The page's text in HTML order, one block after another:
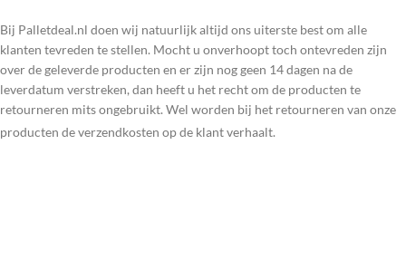
Bij Palletdeal.nl doen wij natuurlijk altijd ons uiterste best om alle
klanten tevreden te stellen. Mocht u onverhoopt toch ontevreden zijn
over de geleverde producten en er zijn nog geen 14 dagen na de
leverdatum verstreken, dan heeft u het recht om de producten te
retourneren mits ongebruikt. Wel worden bij het retourneren van onze
producten de verzendkosten op de klant verhaalt.